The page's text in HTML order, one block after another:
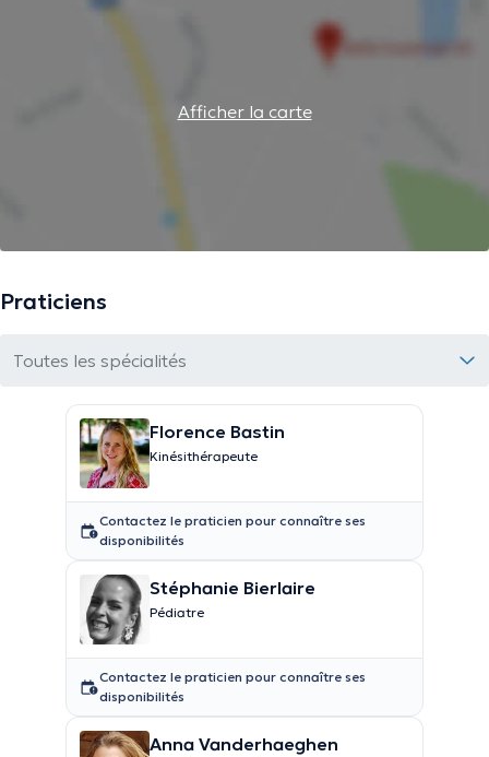
Afficher la carte
Praticiens
Toutes les spécialités
Florence Bastin
Kinésithérapeute
Contactez le praticien pour connaître ses
disponibilités
Stéphanie Bierlaire
Pédiatre
Contactez le praticien pour connaître ses
disponibilités
Anna Vanderhaeghen